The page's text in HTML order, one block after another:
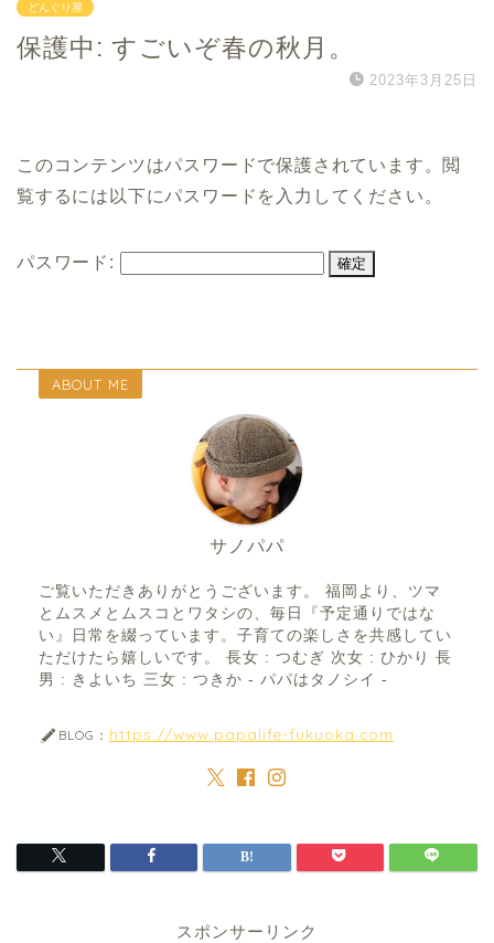
どんぐり屋
保護中: すごいぞ春の秋月。
2023年3月25日
このコンテンツはパスワードで保護されています。閲
覧するには以下にパスワードを入力してください。
パスワード:
ABOUT ME
サノパパ
ご覧いただきありがとうございます。 福岡より、ツマ
とムスメとムスコとワタシの、毎日『予定通りではな
い』日常を綴っています。子育ての楽しさを共感してい
ただけたら嬉しいです。 長女 : つむぎ 次女 : ひかり 長
男 : きよいち 三女 : つきか - パパはタノシイ -
BLOG： https://www.papalife-fukuoka.com
スポンサーリンク